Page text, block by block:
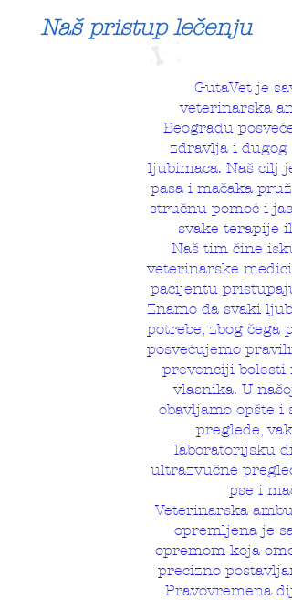
Naš pristup lečenju
GutaVet je
veterinarska
Beogradu
zdravlja i dugog
ljubimaca. Naš cilj
pasa i mačaka
stručnu pomoć i
svake terapije
Naš tim čine
veterinarske
pacijentu
Znamo da svaki
potrebe, zbog čega
posvećujemo
prevenciji bolesti
vlasnika. U
obavljamo opšte i
preglede,
laboratorijsku
ultrazvučne
pse i
Veterinarska
opremljena je
opremom koja
precizno
Pravovremena